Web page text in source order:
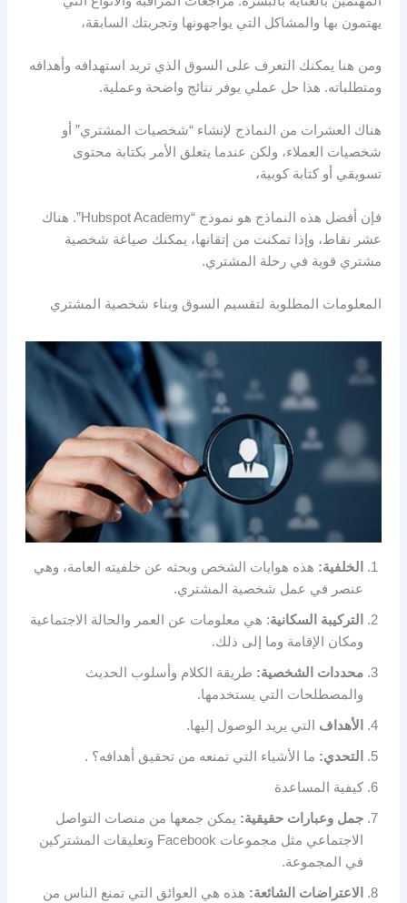
يهتمون بها والمشاكل التي يواجهونها وتجربتك السابقة،
ومن هنا يمكنك التعرف على السوق الذي تريد استهدافه وأهدافه
ومتطلباته. هذا حل عملي يوفر نتائج واضحة وعملية.
هناك العشرات من النماذج لإنشاء “شخصيات المشتري” أو
شخصيات العملاء، ولكن عندما يتعلق الأمر بكتابة محتوى
تسويقي أو كتابة كوبية،
فإن أفضل هذه النماذج هو نموذج “Hubspot Academy”. هناك
عشر نقاط، وإذا تمكنت من إتقانها، يمكنك صياغة شخصية
مشتري قوية في رحلة المشتري.
المعلومات المطلوبة لتقسيم السوق وبناء شخصية المشتري
الخلفية: هذه هوايات الشخص وبحثه عن خلفيته العامة، وهي
عنصر في عمل شخصية المشتري.
التركيبة السكانية: هي معلومات عن العمر والحالة الاجتماعية
ومكان الإقامة وما إلى ذلك.
محددات الشخصية: طريقة الكلام وأسلوب الحديث
والمصطلحات التي يستخدمها.
الأهداف التي يريد الوصول إليها.
التحدي: ما الأشياء التي تمنعه ​​من تحقيق أهدافه؟ .
كيفية المساعدة
جمل وعبارات حقيقية: يمكن جمعها من منصات التواصل
الاجتماعي مثل مجموعات Facebook وتعليقات المشتركين
في المجموعة.
الاعتراضات الشائعة: هذه هي العوائق التي تمنع الناس من